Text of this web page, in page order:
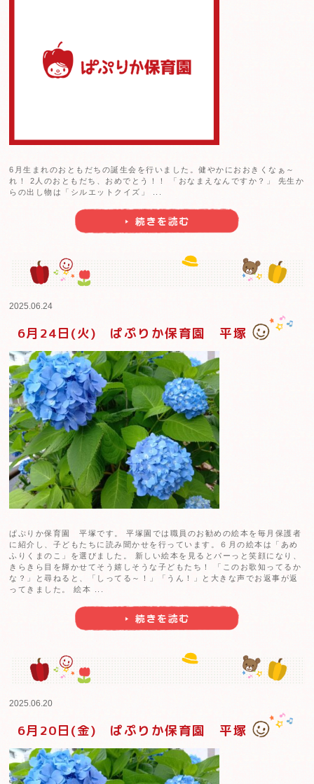
6月24日(火) ぱぷりか保育園鶴
こんにちは！ぱぷりか鶴ヶ峰です(^^♪ 今日はぶどう組さ
た。ピンクと黄色の2色から好きな色を選びました。絵
うでこの後にたくさん絵の具で遊びました。
6月の製
に変身します。楽しみにしていてくださいね
小麦粉
に水 ...
2025.06.24
6月24日(火) ぱぷりか保育園 戸